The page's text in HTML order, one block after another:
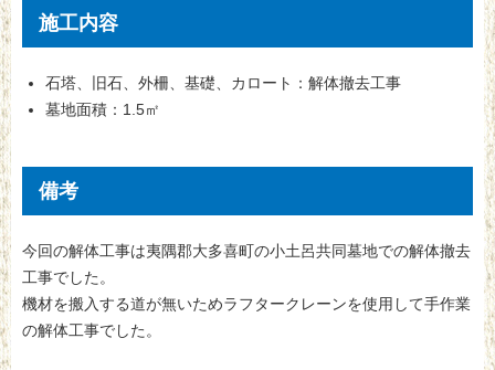
施工内容
石塔、旧石、外柵、基礎、カロート：解体撤去工事
墓地面積：1.5㎡
備考
今回の解体工事は夷隅郡大多喜町の小土呂共同墓地での解体撤去
工事でした。
機材を搬入する道が無いためラフタークレーンを使用して手作業
の解体工事でした。